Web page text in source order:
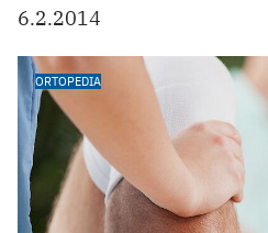
6.2.2014
ORTOPEDIA